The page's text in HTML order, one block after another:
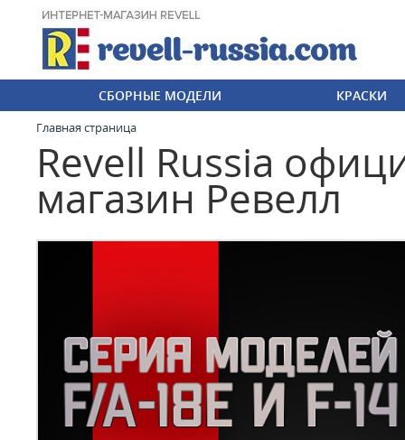
СБОРНЫЕ МОДЕЛИ КРАСКИ
Главная страница
Revell Russia
магазин Ревелл